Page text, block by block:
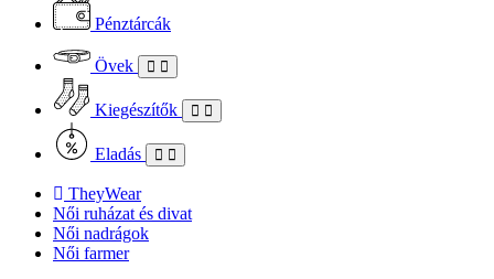
Pénztárcák
Övek
Kiegészítők
Eladás
TheyWear
Női ruházat és divat
Női nadrágok
Női farmer